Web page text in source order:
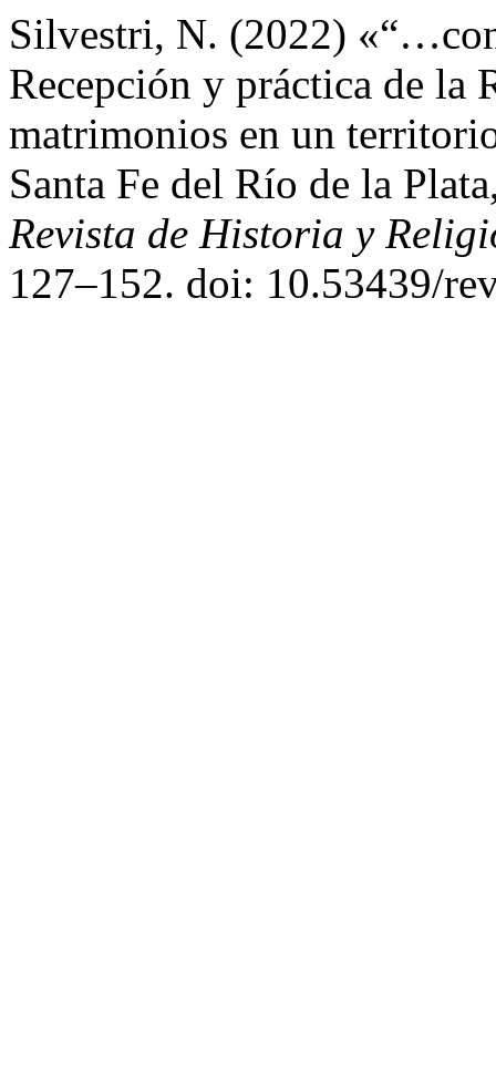
Silvestri, N. (2022)
Recepción y práctica de la
matrimonios en un
Santa Fe del Río de la
Revista de Historia y
127–152. doi: 10.53439/